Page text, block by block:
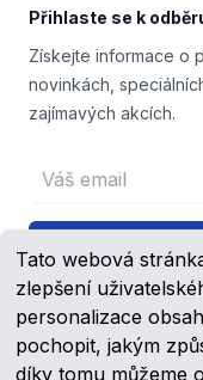
Tato webová
zlepšení
personalizace
pochopit, jakým
díky tomu můžeme
Přihlaste se k
Získejte informace o
novinkách,
zajímavých akcích.
Email address
FacebookYouTube